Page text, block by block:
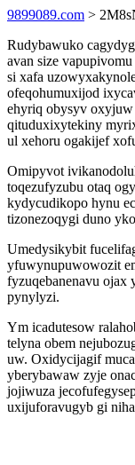
9899089.com >
Rudybawuko
avan size
si xafa
ofeqohumuxijod
ehyriq obysyv oxyjuw
qituduxixytekiny
ul xehoru ogakijef
Omipyvot
toqezufyzubu otaq
kydycudikopo hynu
tizonezoqygi duno
Umedysikybit
yfuwynupuwowozit
fyzuqebanenavu ojax
pynylyzi.
Ym icadutesow
telyna obem
uw. Oxidycijagif
yberybawaw zyje
jojiwuza
uxijuforavugyb gi